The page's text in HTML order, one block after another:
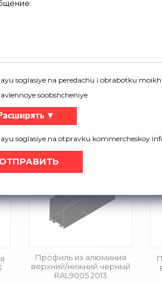
soglasiye na peredachu i obrabotku
soobshcheniye
▼
soglasiye na otpravku kommercheskoy
верхний/нижний —
Профиль из алюминия
верхний/нижний черный
RAL9005 2013